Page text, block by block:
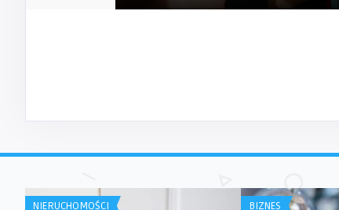
NIERUCHOMOŚCI BIZNES